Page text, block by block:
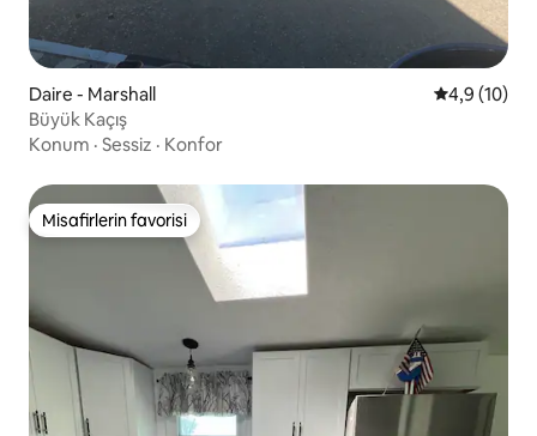
Daire - Marshall 5 üzerinden
4,9 (10)
Büyük Kaçış
Konum · Sessiz · Konfor
Misafirlerin favorisi
Misafirlerin favorisi